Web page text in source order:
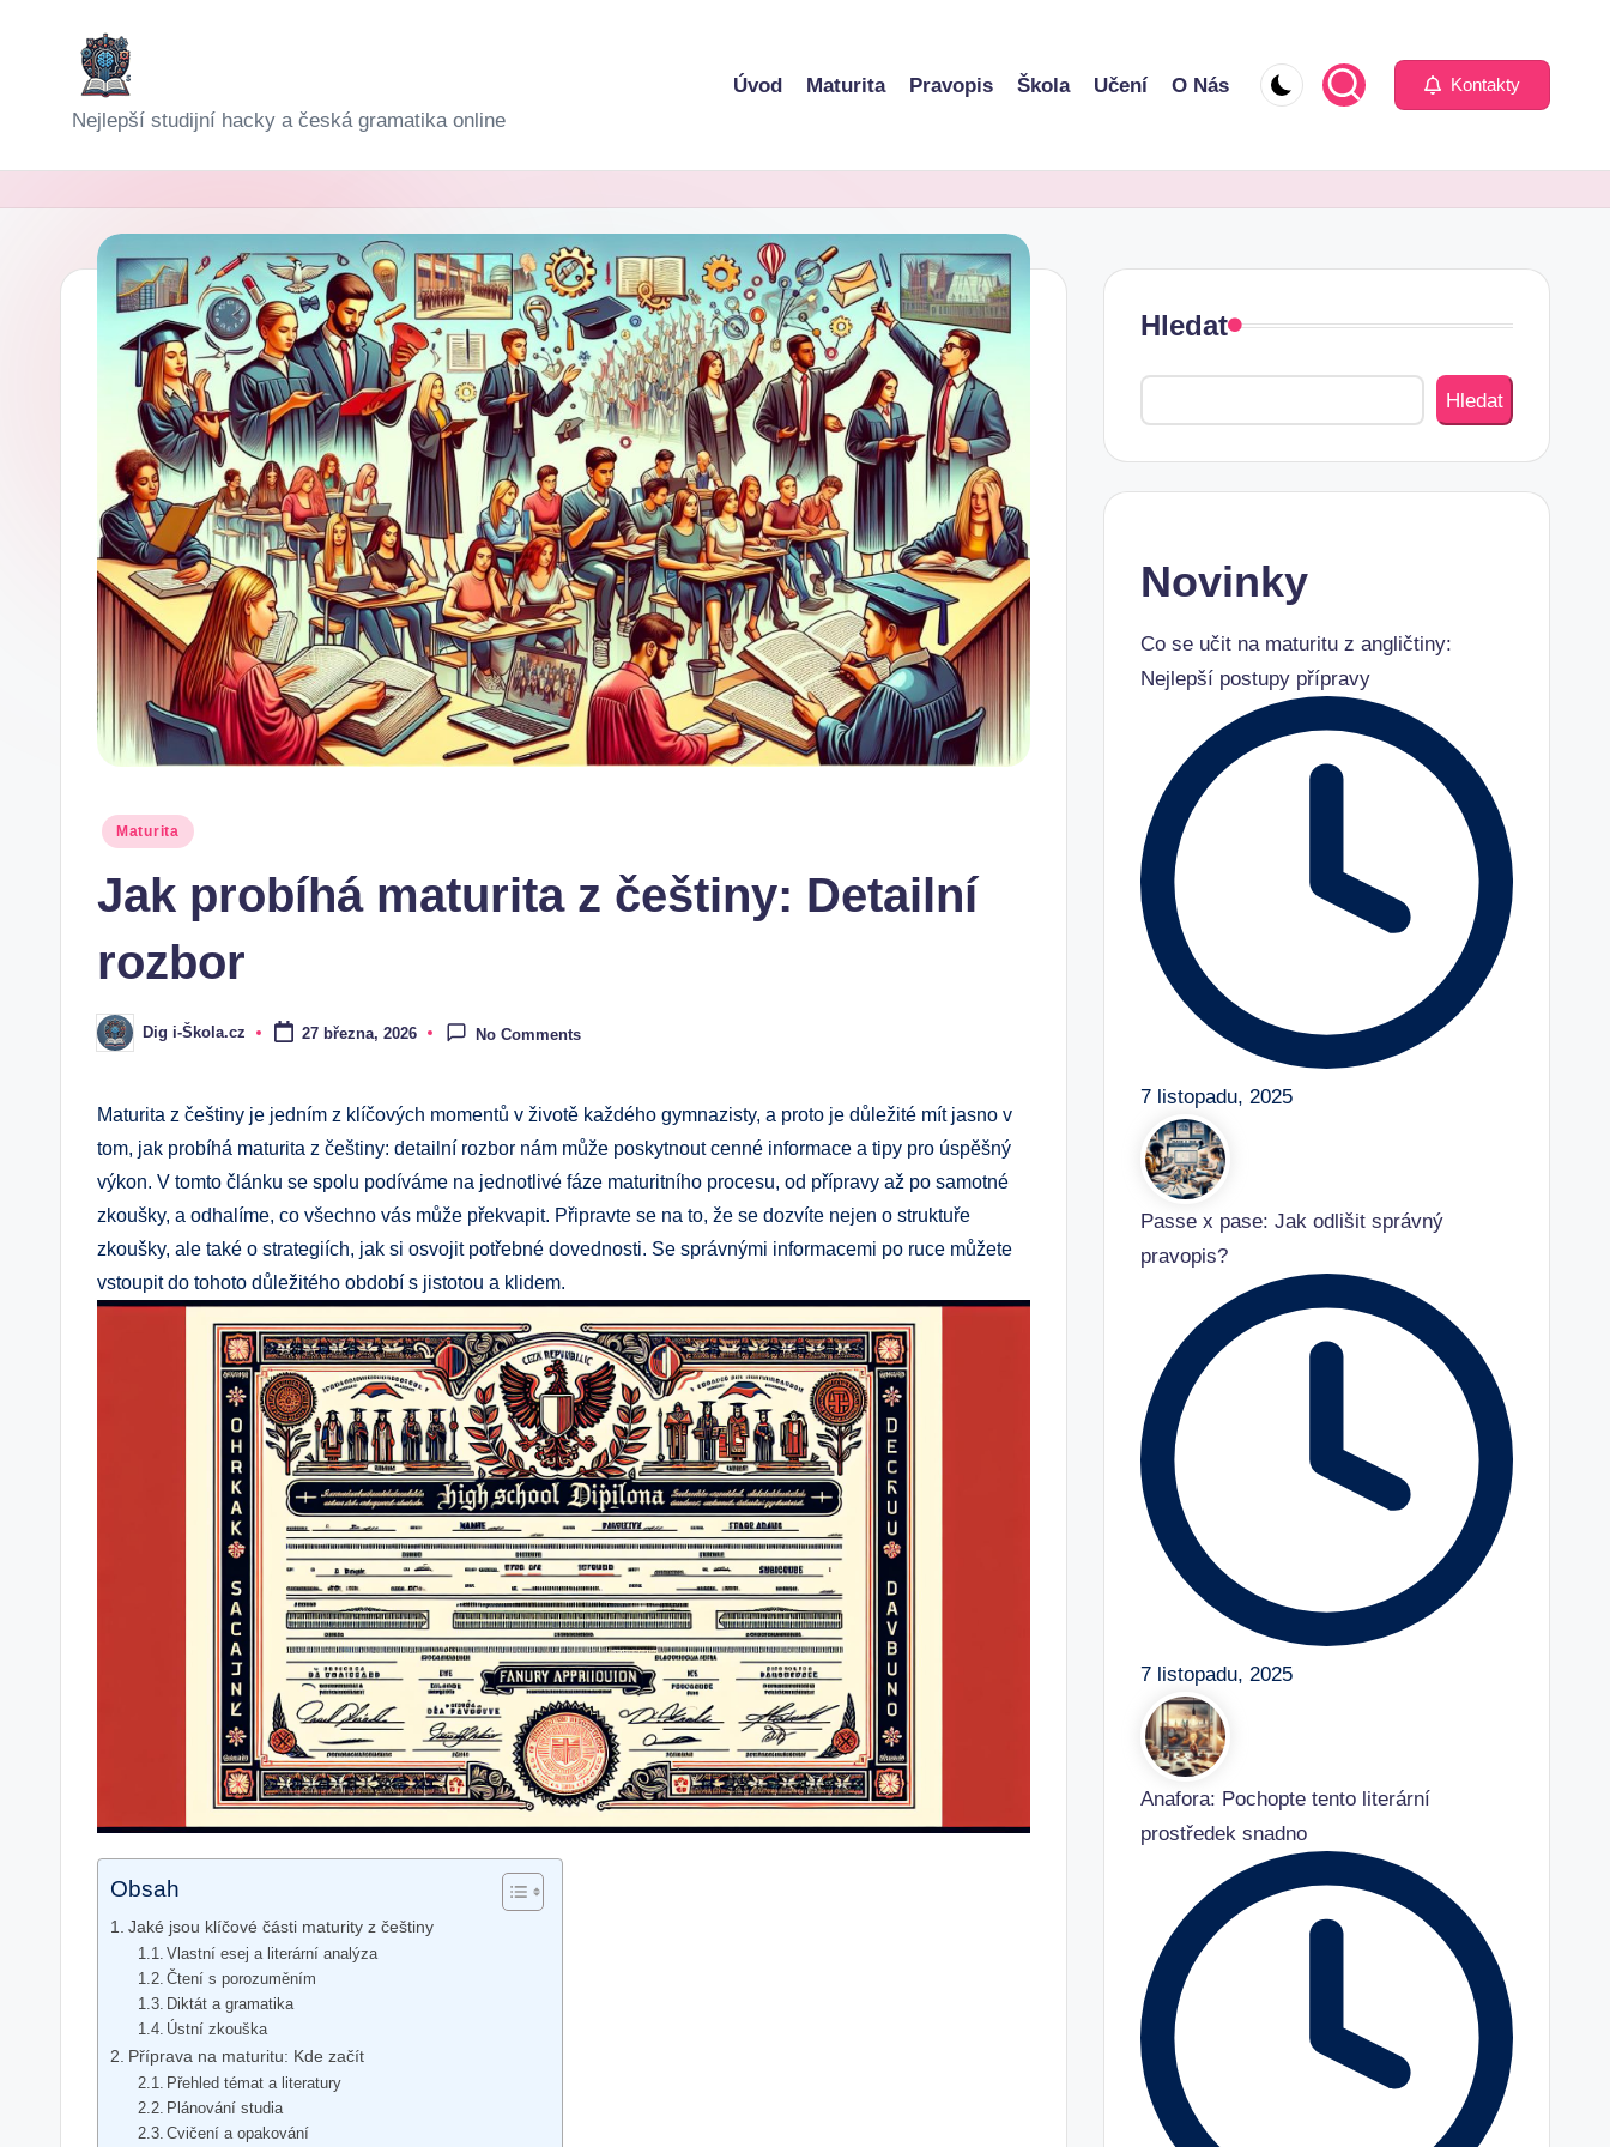
D
i
i-
Nejlepší studijní hacky a česká gramatika online
Úvod Maturita Pravopis Škola Učení O Nás Kontakty
Posted
Maturita
Jak probíhá maturita z češtiny: Detailní
rozbor
Posted
by
Dig i-Škola.cz 27 března, 2026 No Comments
Maturita z češtiny je jedním z klíčových momentů v životě každého gymnazisty, a proto je důležité mít jasno v
tom, jak probíhá maturita z češtiny: detailní rozbor nám může poskytnout cenné informace a tipy pro úspěšný
výkon. V tomto článku se spolu podíváme na jednotlivé fáze maturitního procesu, od přípravy až po samotné
zkoušky, a odhalíme, co všechno vás může překvapit. Připravte se na to, že se dozvíte nejen o struktuře
zkoušky, ale také o strategiích, jak si osvojit potřebné dovednosti. Se správnými informacemi po ruce můžete
vstoupit do tohoto důležitého období s jistotou a klidem.
Obsah
Jaké jsou klíčové části maturity z češtiny
Vlastní esej a literární analýza
Čtení s porozuměním
Diktát a gramatika
Ústní zkouška
Příprava na maturitu: Kde začít
Přehled témat a literatury
Plánování studia
Cvičení a opakování
Hledat
Hledat
Novinky
Co se učit na maturitu z angličtiny:
Nejlepší postupy přípravy
7 listopadu, 2025
Passe x pase: Jak odlišit správný
pravopis?
7 listopadu, 2025
Anafora: Pochopte tento literární
prostředek snadno